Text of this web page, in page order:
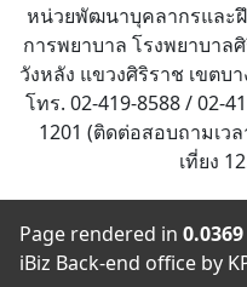
หน่วยพัฒนาบุคลากรและ
การพยาบาล โรงพยาบาล
วังหลัง แขวงศิริราช เขตบ
โทร. 02-419-8588 / 02-
1201 (ติดต่อสอบถามเว
เที่ยง
Page rendered in 0.0369
iBiz Back-end office by